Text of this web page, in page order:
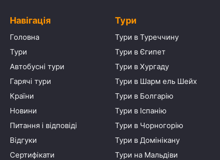
Навігація
Головна
Тури
Автобусні тури
Гарячі тури
Країни
Новини
Питання і відповіді
Відгуки
Сертифікати
Тури
Тури в Туреччину
Тури в Єгипет
Тури в Хургаду
Тури в Шарм ель Шейх
Тури в Болгарію
Тури в Іспанію
Тури в Чорногорію
Тури в Домінікану
Тури на Мальдіви